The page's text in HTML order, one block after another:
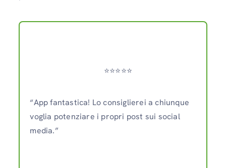
⭐️⭐️⭐️⭐️⭐️
“App fantastica! Lo consiglierei a chiunque
voglia potenziare i propri post sui social
media.”